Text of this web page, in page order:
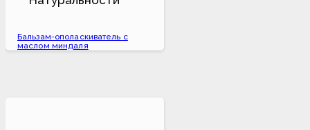
Бальзам-ополаскиватель с
маслом миндаля